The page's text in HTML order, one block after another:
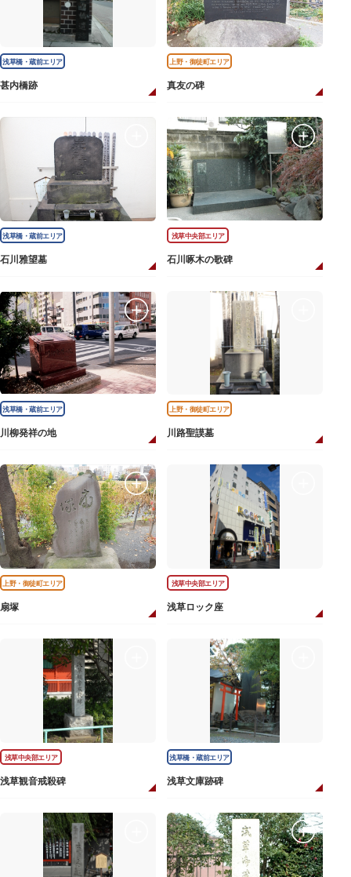
浅草橋・蔵前エリア
甚内橋跡
上野・御徒町エリア
真友の碑
浅草橋・蔵前エリア
石川雅望墓
浅草中央部エリア
石川啄木の歌碑
浅草橋・蔵前エリア
川柳発祥の地
上野・御徒町エリア
川路聖謨墓
上野・御徒町エリア
扇塚
浅草中央部エリア
浅草ロック座
浅草中央部エリア
浅草観音戒殺碑
浅草橋・蔵前エリア
浅草文庫跡碑